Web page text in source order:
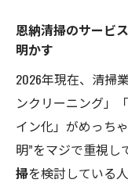
恩納清掃のサービ
明かす
2026年現在、清掃
ンクリーニング」
イン化」がめっち
明”をマジで重視し
掃を検討している